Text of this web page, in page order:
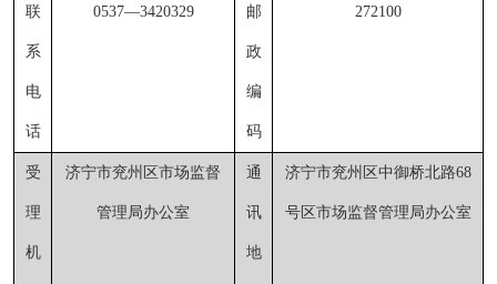
联
系
电
话
0537—3420329 邮
政
编
码
272100
受
理
机
济宁市兖州区市场监督
管理局办公室
通
讯
地
济宁市兖州区中御桥北路68
号区市场监督管理局办公室